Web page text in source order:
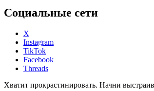
Социальные сети
X
Instagram
TikTok
Facebook
Threads
Хватит прокрастинировать. Начни